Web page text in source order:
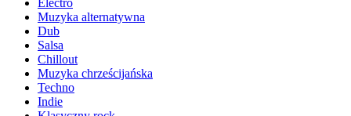
Electro
Muzyka alternatywna
Dub
Salsa
Chillout
Muzyka chrześcijańska
Techno
Indie